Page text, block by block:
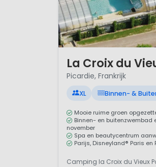
La Croix du
Picardie, Frankrijk
XL Binnen- &
Mooie ruime groen
Binnen- en
november
Spa en beautycentrum
Parijs, Disneyland® Paris en
Camping la Croix du Vieux